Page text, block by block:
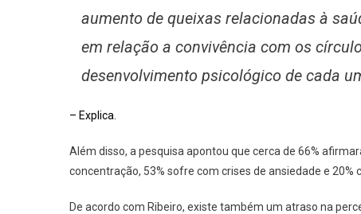
aumento de queixas relacionadas à
em relação a convivência com os
desenvolvimento psicológico de cada
– Explica.
Além disso, a pesquisa apontou que cerca de 66%
concentração, 53% sofre com crises de ansiedade e 20%
De acordo com Ribeiro, existe também um atraso na